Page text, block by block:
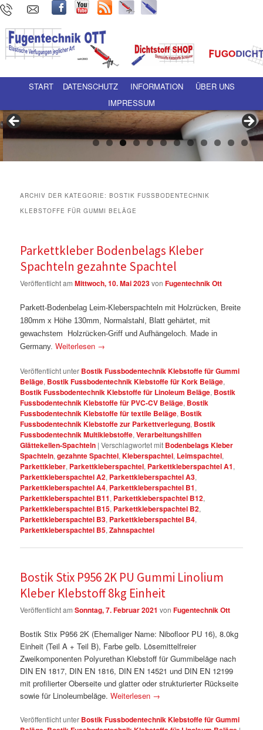
Hauptmenü Zum Inhalt wechseln
Zum sekundären Inhalt wechseln
START DATENSCHUTZ INFORMATION
ÜBER UNS
IMPRESSUM
ARCHIV DER KATEGORIE:BOSTIK FUSSBODENTECHNIK
KLEBSTOFFE FÜR GUMMI BELÄGE
Parkettkleber Bodenbelags Kleber
Spachteln gezahnte Spachtel
Veröffentlicht amMittwoch, 10. Mai 2023vonFugentechnik Ott
Parkett-Bodenbelag Leim-Kleberspachteln mit Holzrücken, Breite
180mm x Höhe 130mm, Normalstahl, Blatt gehärtet, mit
gewachstem Holzrücken-Griff und Aufhängeloch. Made in
Germany. Weiterlesen →
Veröffentlicht unter Bostik Fussbodentechnik Klebstoffe für Gummi
Beläge, Bostik Fussbodentechnik Klebstoffe für Kork Beläge,
Bostik Fussbodentechnik Klebstoffe für Linoleum Beläge, Bostik
Fussbodentechnik Klebstoffe für PVC-CV Beläge, Bostik
Fussbodentechnik Klebstoffe für textile Beläge, Bostik
Fussbodentechnik Klebstoffe zur Parkettverlegung, Bostik
Fussbodentechnik Multiklebstoffe,Verarbeitungshilfen
Glättekellen-Spachteln |Verschlagwortet mit Bodenbelags Kleber
Spachteln,gezahnte Spachtel,Kleberspachtel, Leimspachtel,
Parkettkleber, Parkettkleberspachtel, Parkettkleberspachtel A1,
Parkettkleberspachtel A2, Parkettkleberspachtel A3,
Parkettkleberspachtel A4, Parkettkleberspachtel B1,
Parkettkleberspachtel B11, Parkettkleberspachtel B12,
Parkettkleberspachtel B15, Parkettkleberspachtel B2,
Parkettkleberspachtel B3, Parkettkleberspachtel B4,
Parkettkleberspachtel B5,Zahnspachtel
Bostik Stix P956 2K PU Gummi Linolium
Kleber Klebstoff 8kg Einheit
Veröffentlicht amSonntag, 7. Februar 2021 vonFugentechnik Ott
Bostik Stix P956 2K (Ehemaliger Name: Nibofloor PU 16), 8.0kg
Einheit (Teil A + Teil B), Farbe gelb. Lösemittelfreier
Zweikomponenten Polyurethan Klebstoff für Gummibeläge nach
DIN EN 1817, DIN EN 1816, DIN EN 14521 und DIN EN 12199
mit profilierter Oberseite und glatter oder strukturierter Rückseite
sowie für Linoleumbeläge.Weiterlesen →
Veröffentlicht unter Bostik Fussbodentechnik Klebstoffe für Gummi